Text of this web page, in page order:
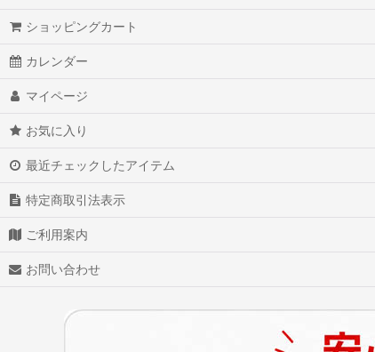
ショッピングカート
カレンダー
マイページ
お気に入り
最近チェックしたアイテム
特定商取引法表示
ご利用案内
お問い合わせ